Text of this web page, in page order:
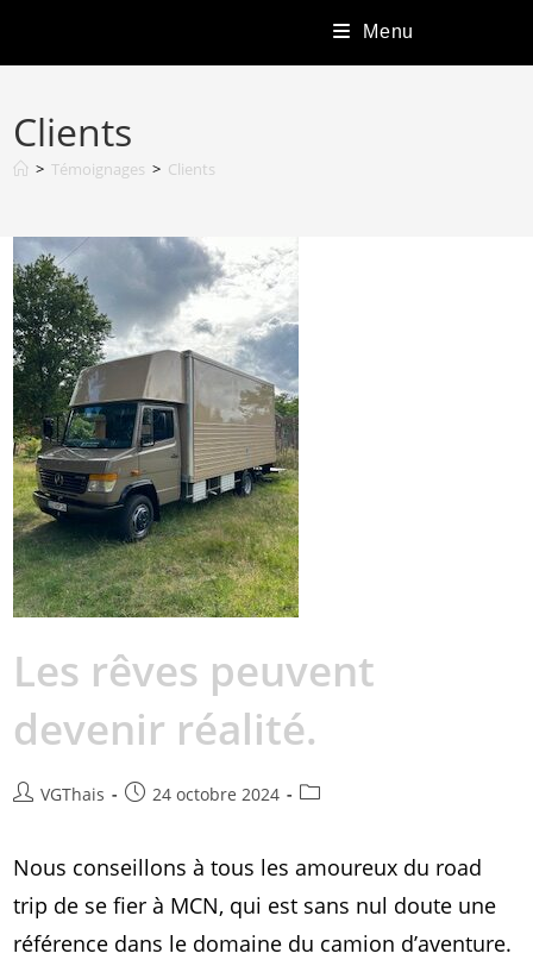
Menu
Clients
> Témoignages > Clients
Les rêves peuvent
devenir réalité.
VGThais 24 octobre 2024
Nous conseillons à tous les amoureux du road
trip de se fier à MCN, qui est sans nul doute une
référence dans le domaine du camion d’aventure.